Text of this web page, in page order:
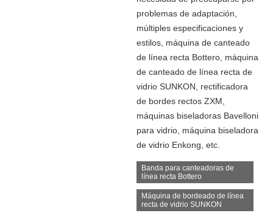
problemas de adaptación,
múltiples especificaciones y
estilos, máquina de canteado
de línea recta Bottero, máquina
de canteado de línea recta de
vidrio SUNKON, rectificadora
de bordes rectos ZXM,
máquinas biseladoras Bavelloni
para vidrio, máquina biseladora
de vidrio Enkong, etc.
Banda para canteadoras de
línea recta Bottero
Máquina de bordeado de línea
recta de vidrio SUNKON